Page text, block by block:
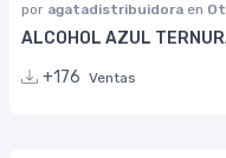
por agatadistribuidora en
ALCOHOL AZUL
+176 Ventas